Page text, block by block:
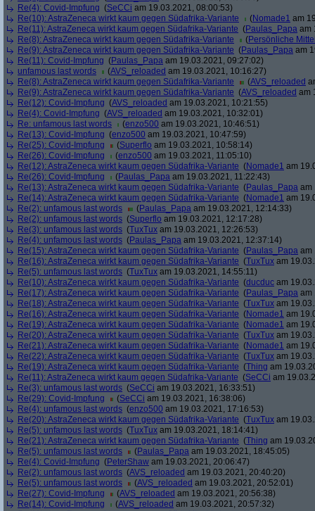
Re(4): Covid-Impfung (SeCCi am 19.03.2021, 08:00:53)
Re(10): AstraZeneca wirkt kaum gegen Südafrika-Variante
(Nomade1 am
Re(11): AstraZeneca wirkt kaum gegen Südafrika-Variante (Paulas_Papa am
Re(8): AstraZeneca wirkt kaum gegen Südafrika-Variante
(Persönliche
Re(9): AstraZeneca wirkt kaum gegen Südafrika-Variante (Paulas_Papa am
Re(11): Covid-Impfung (Paulas_Papa am 19.03.2021, 09:27:02)
unfamous last words
(AVS_reloaded am 19.03.2021, 10:16:27)
Re(8): AstraZeneca wirkt kaum gegen Südafrika-Variante
(AVS_reloaded
Re(9): AstraZeneca wirkt kaum gegen Südafrika-Variante (AVS_reloaded am
Re(12): Covid-Impfung (AVS_reloaded am 19.03.2021, 10:21:55)
Re(4): Covid-Impfung (AVS_reloaded am 19.03.2021, 10:32:01)
Re: unfamous last words
(enzo500 am 19.03.2021, 10:46:51)
Re(13): Covid-Impfung (enzo500 am 19.03.2021, 10:47:59)
Re(25): Covid-Impfung
(Superflo am 19.03.2021, 10:58:14)
Re(26): Covid-Impfung
(enzo500 am 19.03.2021, 11:05:10)
Re(12): AstraZeneca wirkt kaum gegen Südafrika-Variante (Nomade1 am
Re(26): Covid-Impfung
(Paulas_Papa am 19.03.2021, 11:22:43)
Re(13): AstraZeneca wirkt kaum gegen Südafrika-Variante (Paulas_Papa am
Re(14): AstraZeneca wirkt kaum gegen Südafrika-Variante (Nomade1 am
Re(2): unfamous last words
(Paulas_Papa am 19.03.2021, 12:14:33)
Re(2): unfamous last words (Superflo am 19.03.2021, 12:17:28)
Re(3): unfamous last words (TuxTux am 19.03.2021, 12:26:53)
Re(4): unfamous last words (Paulas_Papa am 19.03.2021, 12:37:14)
Re(15): AstraZeneca wirkt kaum gegen Südafrika-Variante (Paulas_Papa am
Re(16): AstraZeneca wirkt kaum gegen Südafrika-Variante (TuxTux am
Re(5): unfamous last words (TuxTux am 19.03.2021, 14:55:11)
Re(10): AstraZeneca wirkt kaum gegen Südafrika-Variante (ducduc am
Re(17): AstraZeneca wirkt kaum gegen Südafrika-Variante (Paulas_Papa am
Re(18): AstraZeneca wirkt kaum gegen Südafrika-Variante (TuxTux am
Re(16): AstraZeneca wirkt kaum gegen Südafrika-Variante (Nomade1 am
Re(19): AstraZeneca wirkt kaum gegen Südafrika-Variante (Nomade1 am
Re(20): AstraZeneca wirkt kaum gegen Südafrika-Variante (TuxTux am
Re(21): AstraZeneca wirkt kaum gegen Südafrika-Variante (Nomade1 am
Re(22): AstraZeneca wirkt kaum gegen Südafrika-Variante (TuxTux am
Re(19): AstraZeneca wirkt kaum gegen Südafrika-Variante (Thing am
Re(11): AstraZeneca wirkt kaum gegen Südafrika-Variante (SeCCi am
Re(3): unfamous last words (SeCCi am 19.03.2021, 16:33:51)
Re(29): Covid-Impfung
(SeCCi am 19.03.2021, 16:38:06)
Re(4): unfamous last words (enzo500 am 19.03.2021, 17:16:53)
Re(20): AstraZeneca wirkt kaum gegen Südafrika-Variante (TuxTux am
Re(5): unfamous last words (TuxTux am 19.03.2021, 18:14:41)
Re(21): AstraZeneca wirkt kaum gegen Südafrika-Variante (Thing am
Re(5): unfamous last words
(Paulas_Papa am 19.03.2021, 18:45:05)
Re(4): Covid-Impfung (PeterShaw am 19.03.2021, 20:06:47)
Re(2): unfamous last words (AVS_reloaded am 19.03.2021, 20:40:20)
Re(5): unfamous last words
(AVS_reloaded am 19.03.2021, 20:52:01)
Re(27): Covid-Impfung
(AVS_reloaded am 19.03.2021, 20:56:38)
Re(14): Covid-Impfung
(AVS_reloaded am 19.03.2021, 20:57:32)